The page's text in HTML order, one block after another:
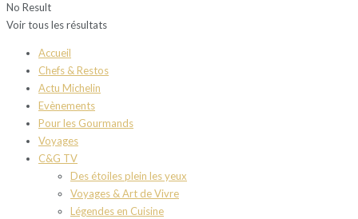
No Result
Voir tous les résultats
Accueil
Chefs & Restos
Actu Michelin
Evènements
Pour les Gourmands
Voyages
C&G TV
Des étoiles plein les yeux
Voyages & Art de Vivre
Légendes en Cuisine